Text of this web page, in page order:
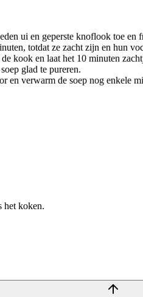
ui en geperste knoflook toe en
totdat ze zacht zijn en hun
kook en laat het 10 minuten
glad te pureren.
verwarm de soep nog enkele
het koken.